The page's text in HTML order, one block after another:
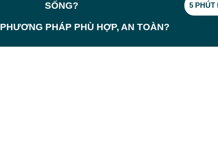
SỐNG?
PHƯƠNG PHÁP PHÙ HỢP, AN TOÀN?
5 PHÚT